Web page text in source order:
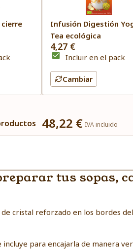
Infusión Digestión
Tea ecológica
4,27 €
Incluir en el pack
Cambiar
48,22 € IVA incluido
tus sopas,
cristal reforzado en los bordes
para encajarla de manera